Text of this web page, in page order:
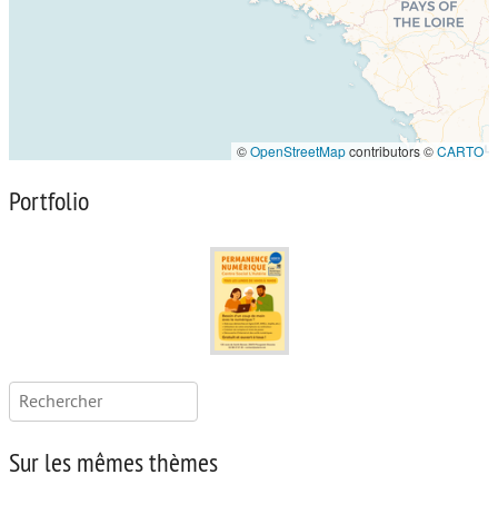
©OpenStreetMapcontributors ©CARTO
Portfolio
Rechercher :
Sur les mêmes thèmes